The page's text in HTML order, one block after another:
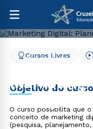
Cursos Livres
Gestão
Marketing
Cursos Livres
Objetivo do curso
O curso possibilita que
conceito de marketing
(pesquisa,